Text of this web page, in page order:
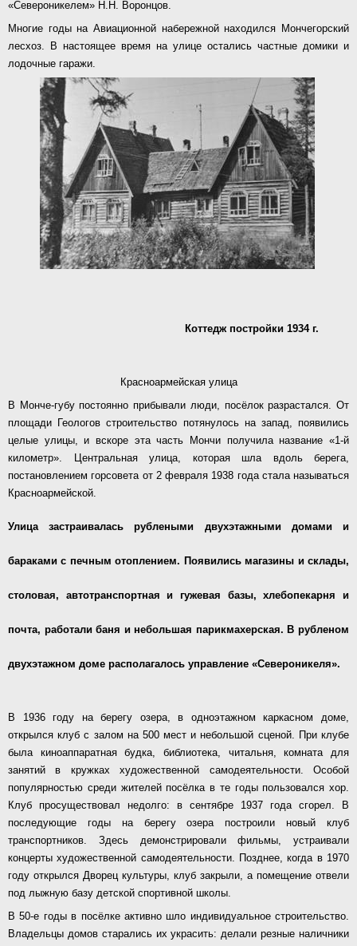
«Североникелем» Н.Н. Воронцов.
Многие годы на Авиационной набережной находился Мончегорский
лесхоз. В настоящее время на улице остались частные домики и
лодочные гаражи.
Коттедж постройки 1934 г.
Красноармейская улица
В Монче-губу постоянно прибывали люди, посёлок разрастался. От
площади Геологов строительство потянулось на запад, появились
целые улицы, и вскоре эта часть Мончи получила название «1-й
километр». Центральная улица, которая шла вдоль берега,
постановлением горсовета от 2 февраля 1938 года стала называться
Красноармейской.
Улица застраивалась рублеными двухэтажными домами и
бараками с печным отоплением. Появились магазины и склады,
столовая, автотранспортная и гужевая базы, хлебопекарня и
почта, работали баня и небольшая парикмахерская. В рубленом
двухэтажном доме располагалось управление «Североникеля».
В 1936 году на берегу озера, в одноэтажном каркасном доме,
открылся клуб с залом на 500 мест и небольшой сценой. При клубе
была киноаппаратная будка, библиотека, читальня, комната для
занятий в кружках художественной самодеятельности. Особой
популярностью среди жителей посёлка в те годы пользовался хор.
Клуб просуществовал недолго: в сентябре 1937 года сгорел. В
последующие годы на берегу озера построили новый клуб
транспортников. Здесь демонстрировали фильмы, устраивали
концерты художественной самодеятельности. Позднее, когда в 1970
году открылся Дворец культуры, клуб закрыли, а помещение отвели
под лыжную базу детской спортивной школы.
В 50-е годы в посёлке активно шло индивидуальное строительство.
Владельцы домов старались их украсить: делали резные наличники